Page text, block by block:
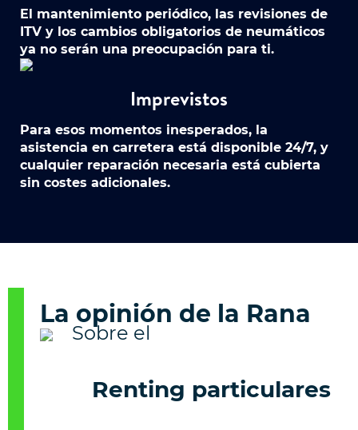
El mantenimiento periódico, las revisiones de
ITV y los cambios obligatorios de neumáticos
ya no serán una preocupación para ti.
Imprevistos
Para esos momentos inesperados, la
asistencia en carretera está disponible 24/7, y
cualquier reparación necesaria está cubierta
sin costes adicionales.
La opinión de la Rana
Renting particulares